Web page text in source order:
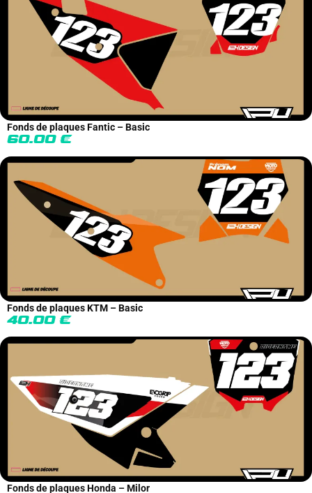
Fonds de plaques Fantic – Basic
60.00 €
Fonds de plaques KTM – Basic
40.00 €
Fonds de plaques Honda – Milor